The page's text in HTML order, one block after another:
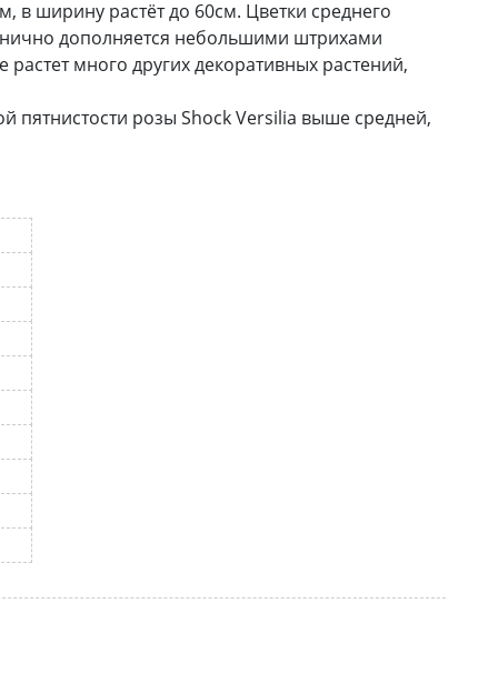
в ширину растёт до 60см. Цветки среднего
дополняется небольшими штрихами
растет много других декоративных растений,
пятнистости розы Shock Versilia выше средней,